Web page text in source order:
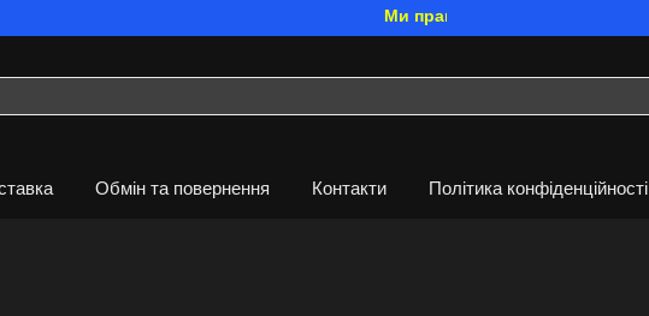
Ми працюємо. Все буде Україна!
Обмін та повернення Контакти
Політика конфіденційності